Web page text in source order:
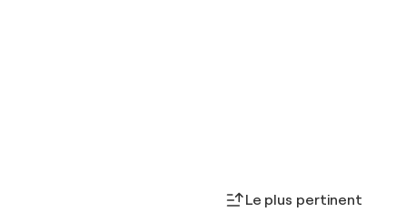
Le plus pertinent